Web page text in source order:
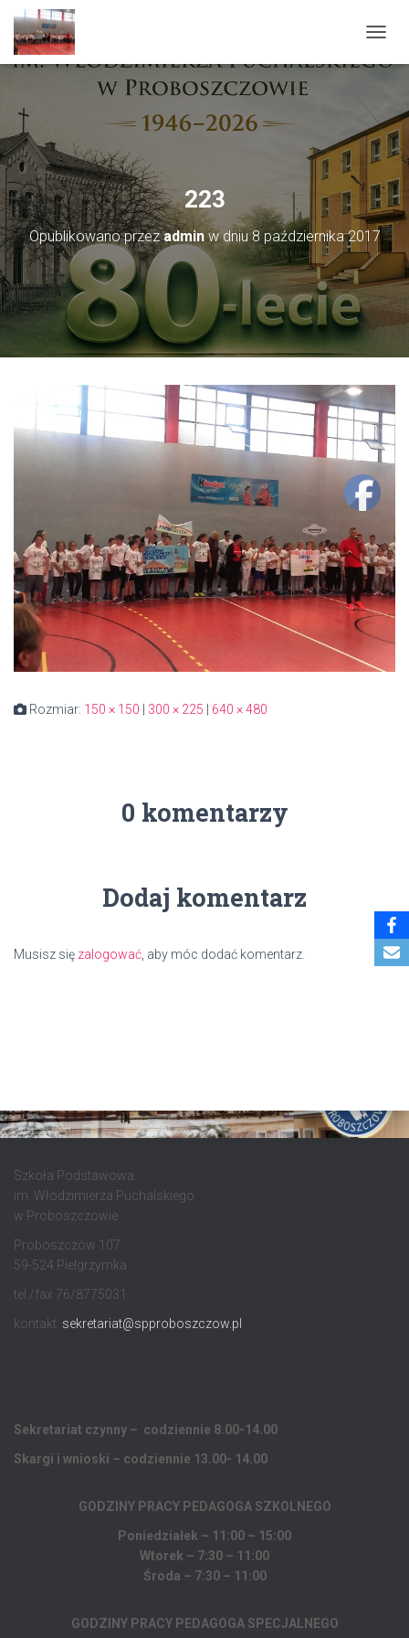
223
Opublikowano przezadminw dniu8 października 2017
Rozmiar: 150 × 150 | 300 × 225 | 640 × 480
0 komentarzy
Dodaj komentarz
Musisz się zalogować , aby móc dodać komentarz.
Szkoła Podstawowa
im. Włodzimierza Puchalskiego
w Proboszczowie
Proboszczów 107
59-524 Pielgrzymka
tel./fax 76/8775031
kontakt: sekretariat@spproboszczow.pl
Sekretariat czynny – codziennie 8.00-14.00
Skargi i wnioski – codziennie 13.00- 14.00
GODZINY PRACY PEDAGOGA SZKOLNEGO
Poniedziałek – 11:00 – 15:00
Wtorek – 7:30 – 11:00
Środa – 7:30 – 11:00
GODZINY PRACY PEDAGOGA SPECJALNEGO